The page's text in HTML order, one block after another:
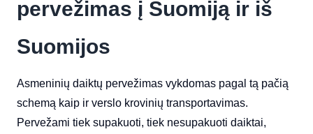
pervežimas į Suomiją ir iš
Suomijos
Asmeninių daiktų pervežimas vykdomas pagal tą pačią
schemą kaip ir verslo krovinių transportavimas.
Pervežami tiek supakuoti, tiek nesupakuoti daiktai,